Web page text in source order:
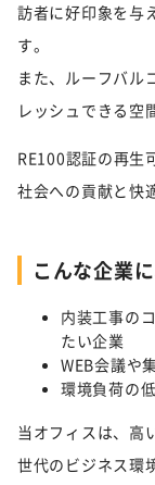
訪者に好印象を与
す。
また、ルーフバル
レッシュできる空
RE100認証の再生
社会への貢献と快
こんな企業
内装工事の
たい企業
WEB会議や
環境負荷の
当オフィスは、高
世代のビジネス環